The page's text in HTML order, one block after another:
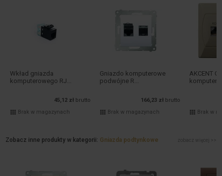
Wkład gniazda
komputerowego RJ...
45,12 zł brutto
Brak w magazynach
Gniazdo komputerowe
podwójne R...
166,23 zł brutto
Brak w magazynach
AKCENT
Brak w
Zobacz inne produkty w kategorii: Gniazda podtynkowe zobacz więcej >>